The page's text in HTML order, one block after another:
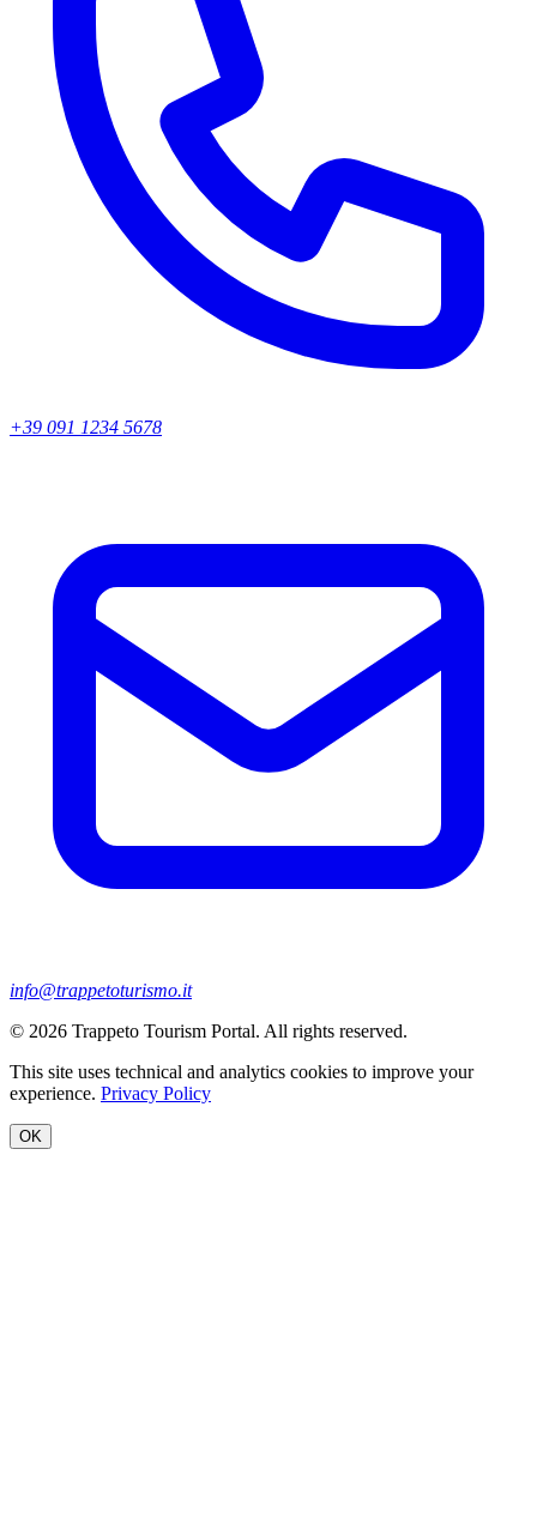
+39 091 1234 5678
info@trappetoturismo.it
© 2026 Trappeto Tourism Portal. All rights reserved.
This site uses technical and analytics cookies to improve your
experience. Privacy Policy
OK